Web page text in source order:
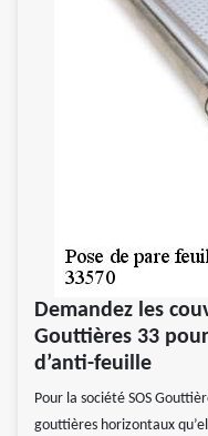
Demandez les
Gouttières 33
d’anti-feuille
Pour la société SOS
gouttières horizontaux